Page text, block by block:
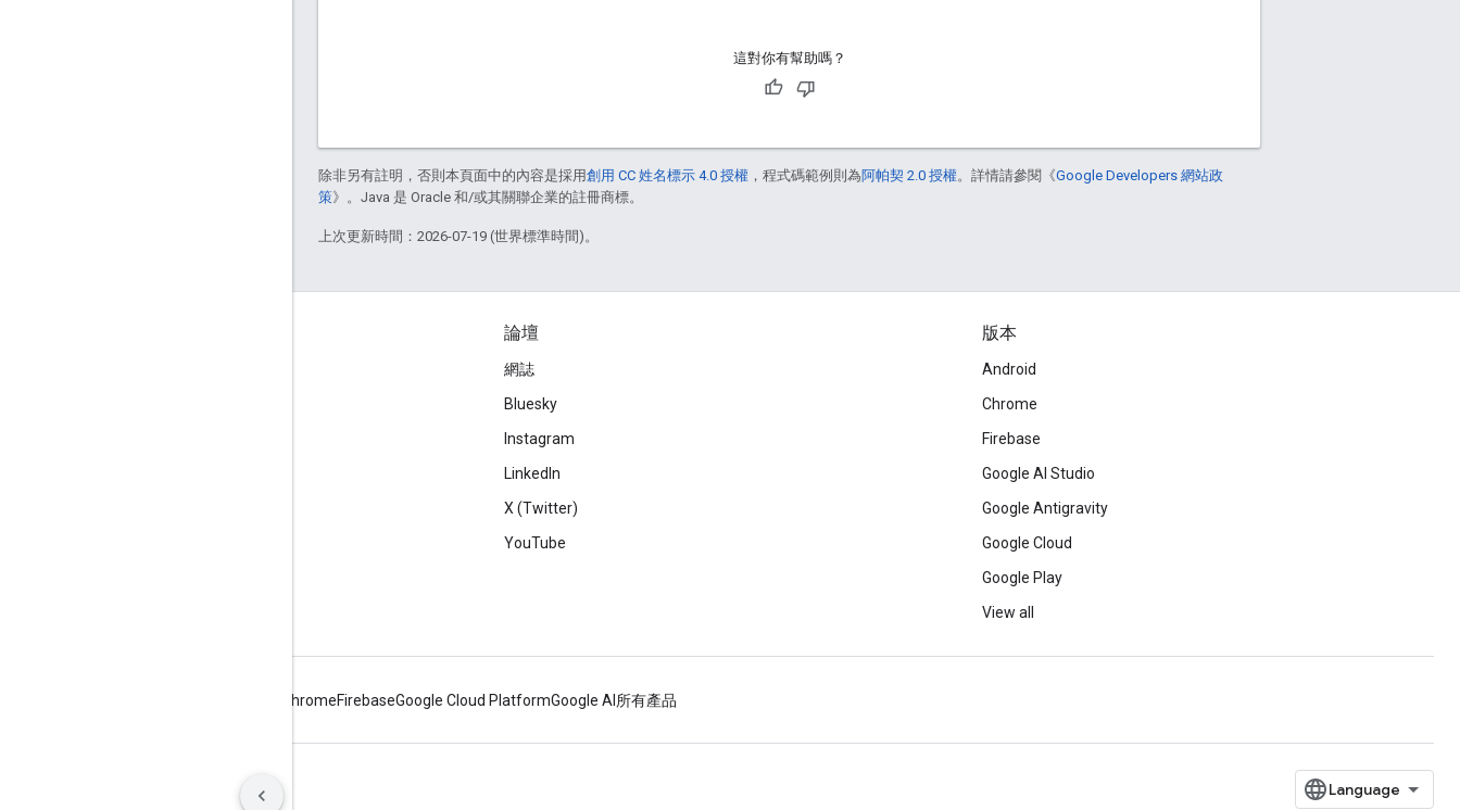
這對你有幫助嗎？
除非另有註明，否則本頁面中的內容是採用創用 CC 姓名標示 4.0 授權 ，程式碼範例則為阿帕契 2.0 授權。詳情請參閱《Google Developers 網站政
策》。Java 是 Oracle 和/或其關聯企業的註冊商標。
上次更新時間：2026-07-19 (世界標準時間)。
論壇
網誌
Bluesky
Instagram
LinkedIn
X (Twitter)
YouTube
版本
Android
Chrome
Firebase
Google AI Studio
Google Antigravity
Google Cloud
Google Play
View all
ChromeFirebaseGoogle Cloud PlatformGoogle AI 所有產品